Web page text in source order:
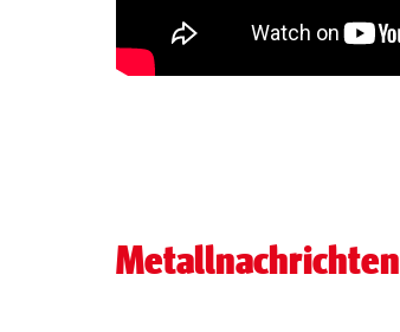
Metallnachrichten